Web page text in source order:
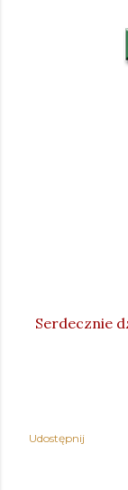
Serdecznie
Udostępnij